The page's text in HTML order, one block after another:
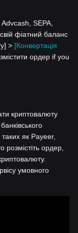
SEPA,
фіатний баланс
> [Конвертація
ордер if you
криптовалюту
таких як Payeer,
ордер,
умовного